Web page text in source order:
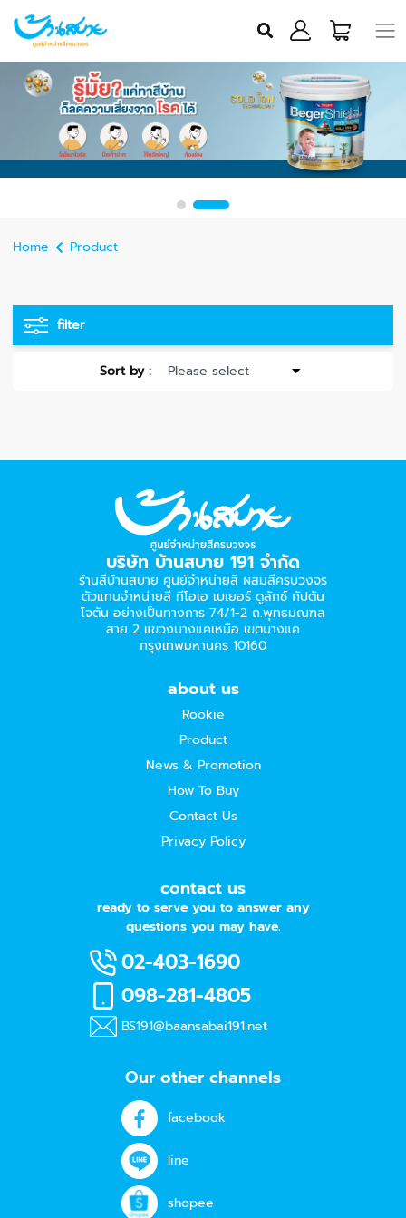
Home Product
filter
Sort by :
บริษัท บ้านสบาย 191 จำกัด
ร้านสีบ้านสบาย ศูนย์จำหน่ายสี ผสมสีครบวงจร
ตัวแทนจำหน่ายสี ทีโอเอ เบเยอร์​ ดูลักซ์ กัปตัน
โจตัน อย่างเป็นทางการ 74/1-2 ถ.พุทธมณฑล
สาย 2 แขวงบางแคเหนือ เขตบางแค
กรุงเทพมหานคร 10160
about us
Rookie
Product
News & Promotion
How To Buy
Contact Us
Privacy Policy
contact us
ready to serve you to answer any
questions you may have.
02-403-1690
098-281-4805
BS191@baansabai191.net
Our other channels
facebook
line
shopee